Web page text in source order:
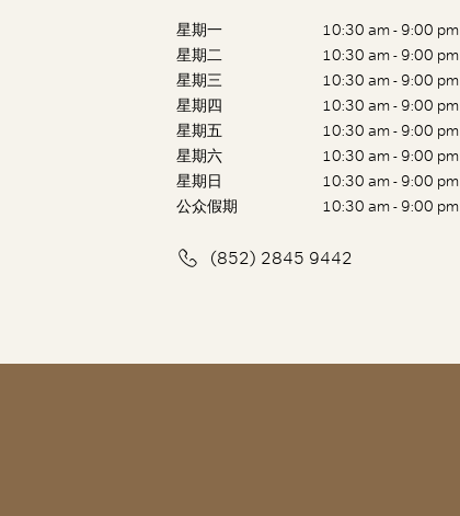
星期一
10:30 am - 9:00 pm
星期二
10:30 am - 9:00 pm
星期三
10:30 am - 9:00 pm
星期四
10:30 am - 9:00 pm
星期五
10:30 am - 9:00 pm
星期六
10:30 am - 9:00 pm
星期日
10:30 am - 9:00 pm
公众假期
10:30 am - 9:00 pm
(852) 2845 9442